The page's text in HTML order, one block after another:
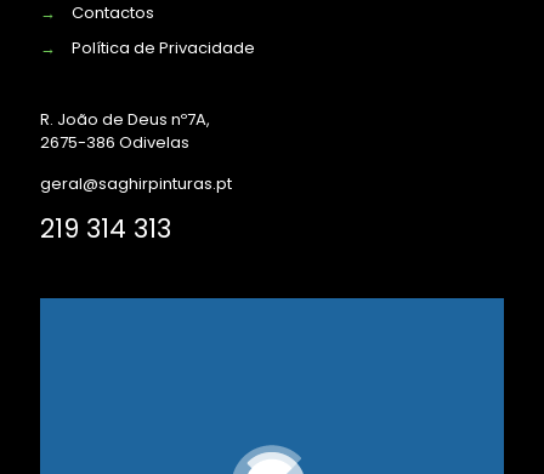
→
Contactos
→
Política de Privacidade
R. João de Deus nº7A,
2675-386 Odivelas
geral@saghirpinturas.pt
219 314 313